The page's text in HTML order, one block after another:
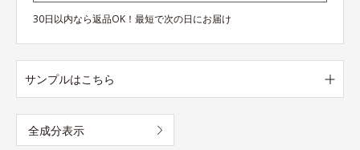
30日以内なら返品OK！最短で次の日にお届け
サンプルはこちら
全成分表示